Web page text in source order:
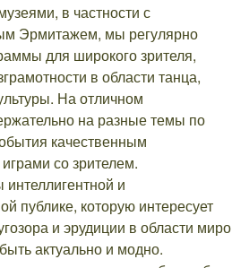
в частности с
Эрмитажем, мы регулярно
для широкого зрителя,
в области танца,
На отличном
на разные темы по
качественным
со зрителем.
и
публике, которую интересует
и эрудиции в области
актуально и модно.